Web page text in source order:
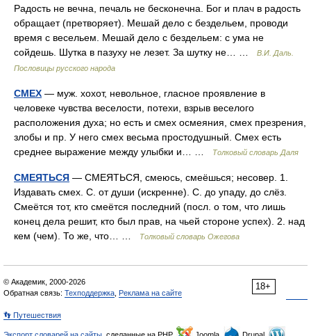
Радость не вечна, печаль не бесконечна. Бог и плач в радость
обращает (претворяет). Мешай дело с бездельем, проводи
время с весельем. Мешай дело с бездельем: с ума не
сойдешь. Шутка в пазуху не лезет. За шутку не… …
В.И. Даль.
Пословицы русского народа
СМЕХ — муж. хохот, невольное, гласное проявление в
человеке чувства веселости, потехи, взрыв веселого
расположения духа; но есть и смех осмеяния, смех презрения,
злобы и пр. У него смех весьма простодушный. Смех есть
среднее выражение между улыбки и… …
Толковый словарь Даля
СМЕЯТЬСЯ — СМЕЯТЬСЯ, смеюсь, смеёшься; несовер. 1.
Издавать смех. С. от души (искренне). С. до упаду, до слёз.
Смеётся тот, кто смеётся последний (посл. о том, что лишь
конец дела решит, кто был прав, на чьей стороне успех). 2. над
кем (чем). То же, что… …
Толковый словарь Ожегова
18+
© Академик, 2000-2026
Обратная связь: Техподдержка Реклама на сайте
👣 Путешествия